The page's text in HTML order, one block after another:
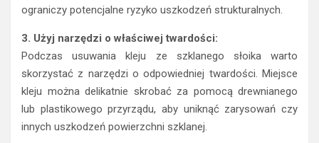
ograniczy potencjalne ryzyko uszkodzeń strukturalnych.
3. Użyj narzędzi o właściwej twardości:
Podczas usuwania kleju ze szklanego słoika warto
skorzystać z narzędzi o odpowiedniej twardości. Miejsce
kleju można delikatnie skrobać za pomocą drewnianego
lub plastikowego przyrządu, aby uniknąć zarysowań czy
innych uszkodzeń powierzchni szklanej.